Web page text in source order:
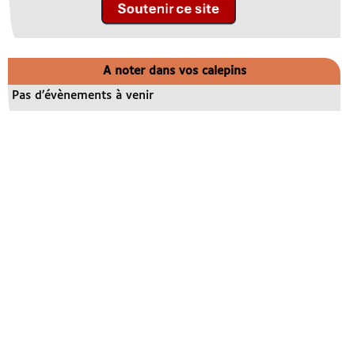
A noter dans vos calepins
Pas d’évènements à venir